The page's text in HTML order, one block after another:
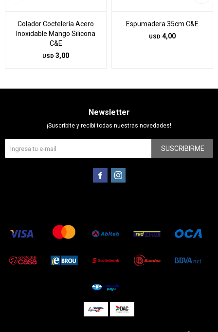
Colador Coctelería Acero
Inoxidable Mango Silicona
C&E
USD 3,00
Espumadera 35cm C&E
USD 4,00
Newsletter
¡Suscribite y recibí todas nuestras novedades!
SUSCRIBIRME
 